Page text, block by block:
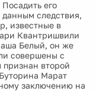
его
следствия,
известные в
Квантришвили
Белый, он же
совершены с
признан второй
Марат
заключению на